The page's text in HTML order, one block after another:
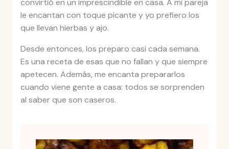
convirtió en un imprescindible en casa. A mi pareja
le encantan con toque picante y yo prefiero los
que llevan hierbas y ajo.
Desde entonces, los preparo casi cada semana.
Es una receta de esas que no fallan y que siempre
apetecen. Además, me encanta prepararlos
cuando viene gente a casa: todos se sorprenden
al saber que son caseros.